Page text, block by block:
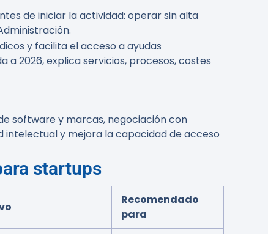
de iniciar la actividad: operar sin alta
y facilita el acceso a ayudas
2026, explica servicios, procesos, costes
software y marcas, negociación con
y mejora la capacidad de acceso
startups
Recomendado
para